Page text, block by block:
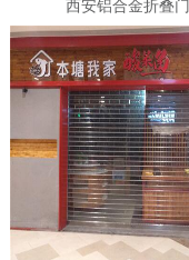
西安铝合金折叠门